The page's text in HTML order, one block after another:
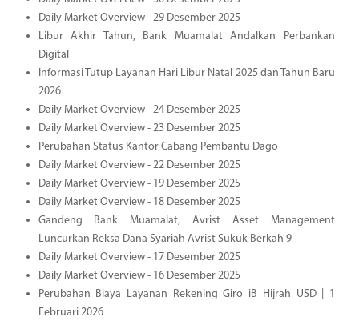
Daily Market Overview - 29 Desember 2025
Libur Akhir Tahun, Bank Muamalat Andalkan Perbankan
Digital
Informasi Tutup Layanan Hari Libur Natal 2025 dan Tahun Baru
2026
Daily Market Overview - 24 Desember 2025
Daily Market Overview - 23 Desember 2025
Perubahan Status Kantor Cabang Pembantu Dago
Daily Market Overview - 22 Desember 2025
Daily Market Overview - 19 Desember 2025
Daily Market Overview - 18 Desember 2025
Gandeng Bank Muamalat, Avrist Asset Management
Luncurkan Reksa Dana Syariah Avrist Sukuk Berkah 9
Daily Market Overview - 17 Desember 2025
Daily Market Overview - 16 Desember 2025
Perubahan Biaya Layanan Rekening Giro iB Hijrah USD | 1
Februari 2026